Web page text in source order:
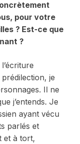
pour votre
? Est-ce que
?
je
Il ne
j’entends. Je
ayant vécu
parlés et
et à tort,